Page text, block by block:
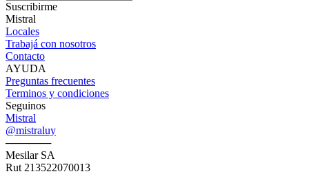
Suscribirme
Mistral
Locales
Trabajá con nosotros
Contacto
AYUDA
Preguntas frecuentes
Terminos y condiciones
Seguinos
Mistral
@mistraluy
──────
Mesilar SA
Rut 213522070013